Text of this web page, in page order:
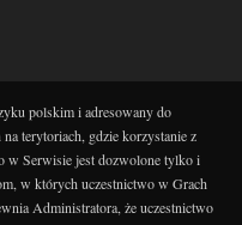
polskim i adresowany do
terytoriach, gdzie korzystanie z
w Serwisie jest dozwolone tylko i
w których uczestnictwo w Grach
Administratora, że uczestnictwo